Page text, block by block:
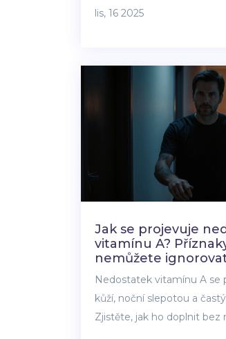
lis, 16 2025
Jak se projevuje
vitamínu A?
nemůžete
Nedostatek vitamínu A se
kůží, noční slepotou a
Zjistěte, jak ho doplnit bez